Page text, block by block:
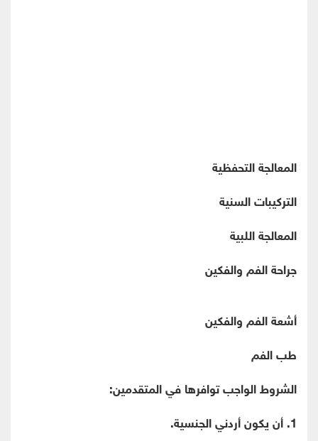
المعالجة التحفظية
التركيبات السنية
المعالجة اللبية
جراحة الفم والفكين
أشعة الفم والفكين
طب الفم
الشروط الواجب توافرها في المتقدمين:
1. أن يكون أردني الجنسية.